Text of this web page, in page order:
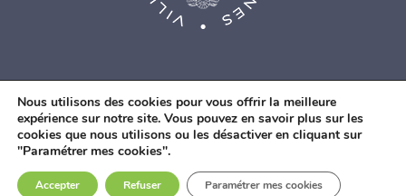
© Agence Web Fidesio|Mentions légales|Politique de
confidentialité|Contacts
Nous utilisons des cookies pour vous offrir la meilleure
expérience sur notre site. Vous pouvez en savoir plus sur les
cookies que nous utilisons ou les désactiver en cliquant sur
"Paramétrer mes cookies".
Accepter Refuser Paramétrer mes cookies